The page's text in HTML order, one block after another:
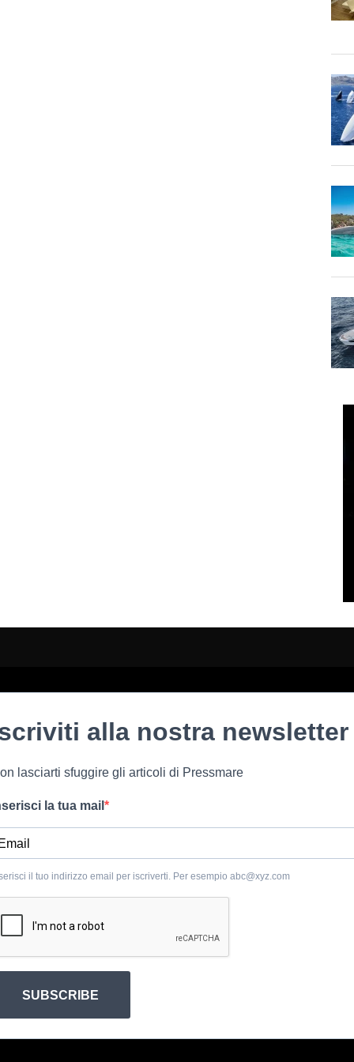
alla nostra newsletter
lasciarti sfuggire gli articoli di Pressmare
la tua mail
il tuo indirizzo email per iscriverti. Per esempio abc@xyz.com
SUBSCRIBE